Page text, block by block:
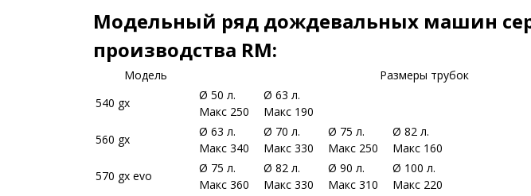
Модельный ряд дождевальных машин
производства RM:
Модель
Размеры трубок
540 gx
Ø 50 л.
Макс 250
Ø 63 л.
Макс 190
560 gx
Ø 63 л.
Макс 340
Ø 70 л.
Макс 330
Ø 75 л.
Макс 250
Ø 82 л.
Макс 160
570 gx evo
Ø 75 л.
Макс 360
Ø 82 л.
Макс 330
Ø 90 л.
Макс 310
Ø 100 л.
Макс 220